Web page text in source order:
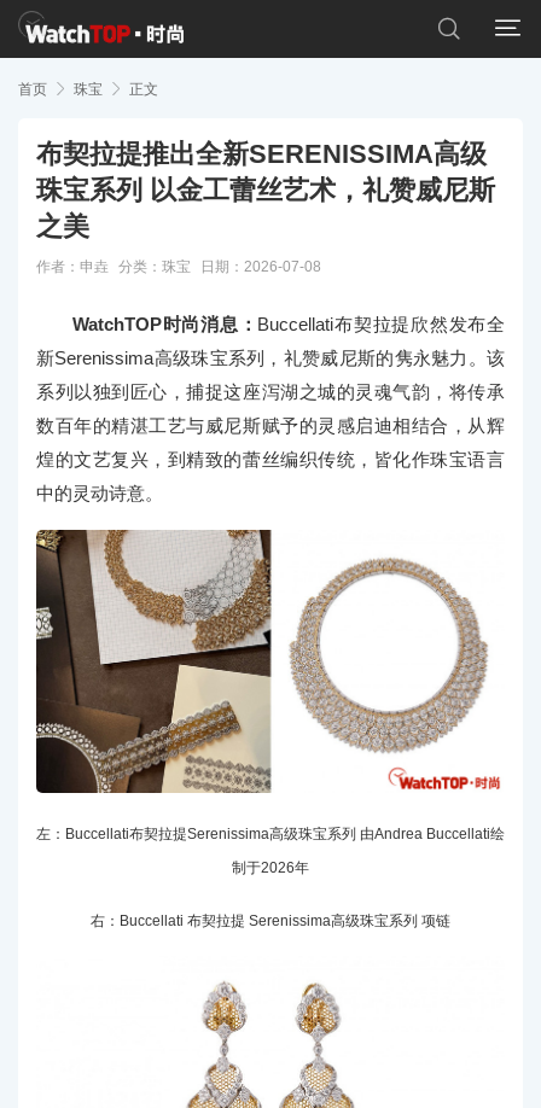


首页  珠宝  正文
布契拉提推出全新SERENISSIMA高级
珠宝系列 以金工蕾丝艺术，礼赞威尼斯
之美
作者：申垚 分类： 珠宝 日期：2026-07-08
WatchTOP时尚消息： Buccellati布契拉提欣然发布全
新Serenissima高级珠宝系列，礼赞威尼斯的隽永魅力。该
系列以独到匠心，捕捉这座泻湖之城的灵魂气韵，将传承
数百年的精湛工艺与威尼斯赋予的灵感启迪相结合，从辉
煌的文艺复兴，到精致的蕾丝编织传统，皆化作珠宝语言
中的灵动诗意。
左：Buccellati布契拉提Serenissima高级珠宝系列 由Andrea Buccellati绘
制于2026年
右：Buccellati 布契拉提 Serenissima高级珠宝系列 项链